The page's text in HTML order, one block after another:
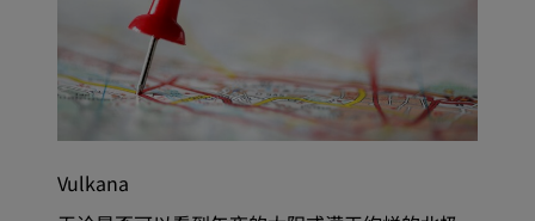
Vulkana